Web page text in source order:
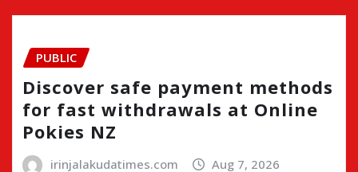
PUBLIC
Discover safe payment methods
for fast withdrawals at Online
Pokies NZ
irinjalakudatimes.com Aug 7, 2026